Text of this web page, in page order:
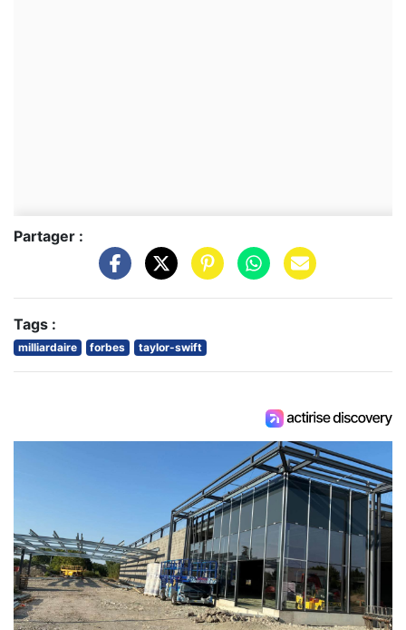
Partager :
Tags :
milliardaire forbes taylor-swift